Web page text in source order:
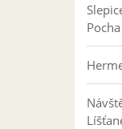
Pocha